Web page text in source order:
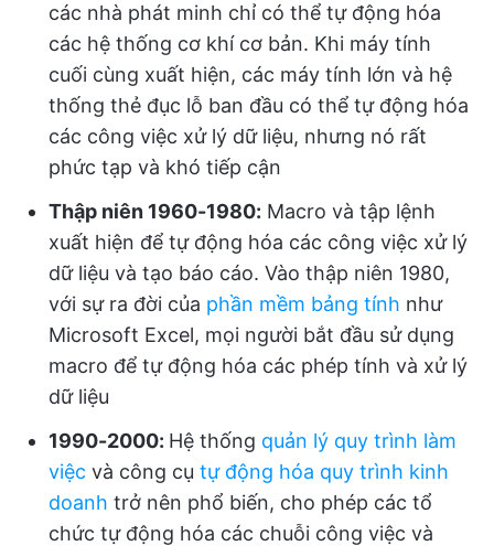
các nhà phát minh chỉ có thể tự động hóa
các hệ thống cơ khí cơ bản. Khi máy tính
cuối cùng xuất hiện, các máy tính lớn và hệ
thống thẻ đục lỗ ban đầu có thể tự động hóa
các công việc xử lý dữ liệu, nhưng nó rất
phức tạp và khó tiếp cận
Thập niên 1960-1980: Macro và tập lệnh
xuất hiện để tự động hóa các công việc xử lý
dữ liệu và tạo báo cáo. Vào thập niên 1980,
với sự ra đời của phần mềm bảng tính như
Microsoft Excel, mọi người bắt đầu sử dụng
macro để tự động hóa các phép tính và xử lý
dữ liệu
1990-2000: Hệ thống quản lý quy trình làm
việc và công cụ tự động hóa quy trình kinh
doanh trở nên phổ biến, cho phép các tổ
chức tự động hóa các chuỗi công việc và